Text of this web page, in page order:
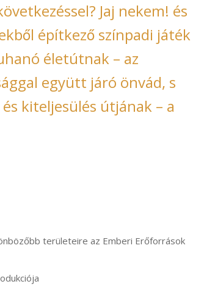
Jaj nekem! és
építkező színpadi játék
életútnak – az
együtt járó önvád, s
kiteljesülés útjának – a
területeire az Emberi Erőforrások